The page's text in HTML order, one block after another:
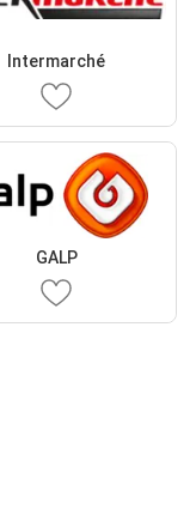
Intermarché
GALP